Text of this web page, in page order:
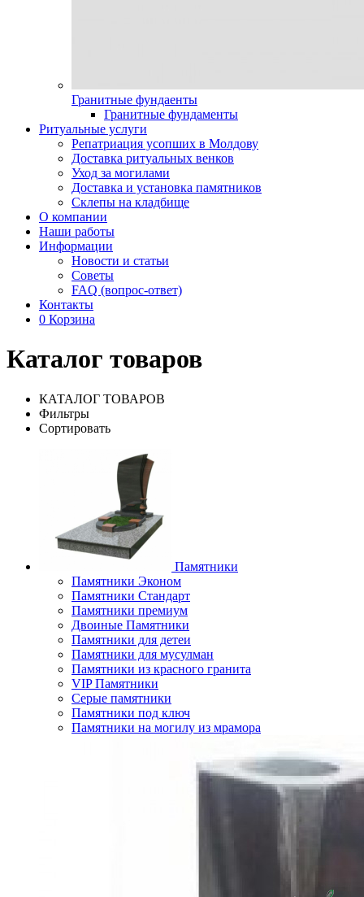
Гранитные фундаенты
Гранитные фундаменты
Ритуальные услуги
Репатриация усопших в Молдову
Доставка ритуальных венков
Уход за могилами
Доставка и установка памятников
Склепы на кладбище
О компании
Наши работы
Информации
Новости и статьи
Советы
FAQ (вопрос-ответ)
Контакты
0 Корзина
Каталог товаров
КАТАЛОГ ТОВАРОВ
Фильтры
Сортировать
Памятники
Памятники Эконом
Памятники Стандарт
Памятники премиум
Двоиные Памятники
Памятники для детеи
Памятники для мусулман
Памятники из красного гранита
VIP Памятники
Серые памятники
Памятники под ключ
Памятники на могилу из мрамора